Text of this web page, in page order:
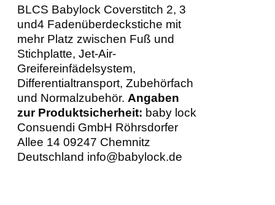
BLCS Babylock Coverstitch 2, 3
und4 Fadenüberdeckstiche mit
mehr Platz zwischen Fuß und
Stichplatte, Jet-Air-
Greifereinfädelsystem,
Differentialtransport, Zubehörfach
und Normalzubehör.Angaben
zur Produktsicherheit: baby lock
Consuendi GmbH Röhrsdorfer
Allee 14 09247 Chemnitz
Deutschland info@babylock.de